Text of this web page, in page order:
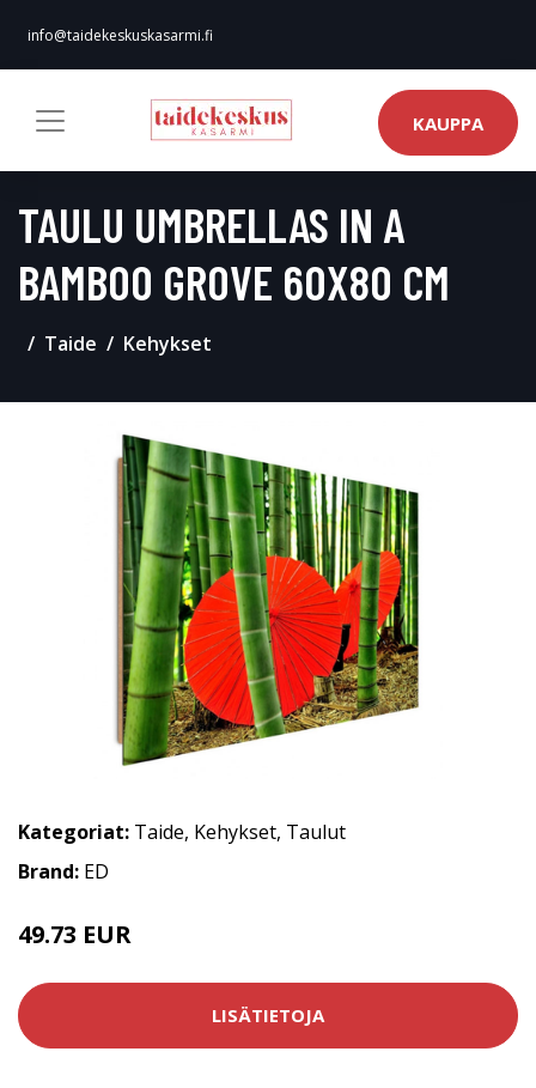
info@taidekeskuskasarmi.fi
KAUPPA
TAULU UMBRELLAS IN A
BAMBOO GROVE 60X80 CM
Taide Kehykset
Kategoriat: Taide, Kehykset, Taulut
Brand: ED
49.73 EUR
LISÄTIETOJA